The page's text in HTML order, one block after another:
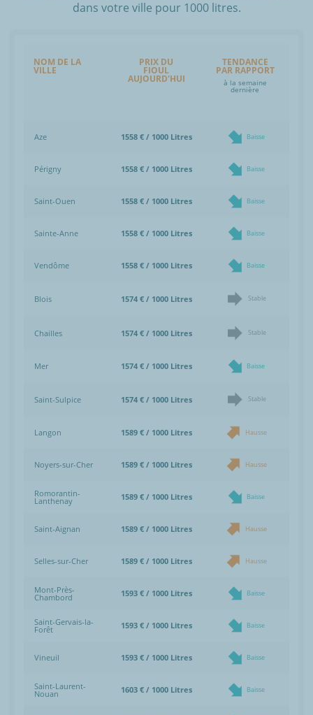
dans votre ville pour 1000 litres.
NOM DE LA
VILLE
PRIX DU
FIOUL
AUJOURD'HUI
TENDANCE
PAR RAPPORT
à la semaine
dernière
Aze 1558 € / 1000 Litres Baisse
Périgny 1558 € / 1000 Litres Baisse
Saint-Ouen 1558 € / 1000 Litres Baisse
Sainte-Anne 1558 € / 1000 Litres Baisse
Vendôme 1558 € / 1000 Litres Baisse
Blois 1574 € / 1000 Litres Stable
Chailles 1574 € / 1000 Litres Stable
Mer 1574 € / 1000 Litres Baisse
Saint-Sulpice 1574 € / 1000 Litres Stable
Langon 1589 € / 1000 Litres Hausse
Noyers-sur-Cher 1589 € / 1000 Litres Hausse
Romorantin-
Lanthenay 1589 € / 1000 Litres Baisse
Saint-Aignan 1589 € / 1000 Litres Hausse
Selles-sur-Cher 1589 € / 1000 Litres Hausse
Mont-Près-
Chambord 1593 € / 1000 Litres Baisse
Saint-Gervais-la-
Forêt 1593 € / 1000 Litres Baisse
Vineuil 1593 € / 1000 Litres Baisse
Saint-Laurent-
Nouan 1603 € / 1000 Litres Baisse